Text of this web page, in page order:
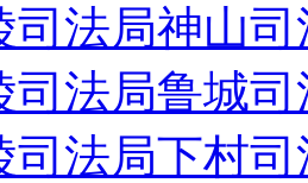
司法局神山
司法局鲁城
司法局下村